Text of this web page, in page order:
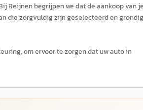
Reijnen begrijpen we dat de aankoop van
die zorgvuldig zijn geselecteerd en grondig
om ervoor te zorgen dat uw auto in